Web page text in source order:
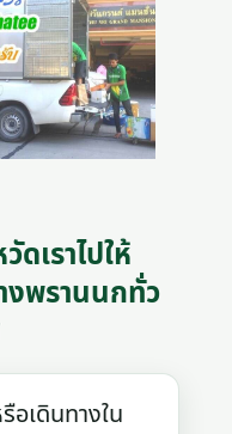
เราไปให้
งพรานนกทั่ว
เดินทางใน